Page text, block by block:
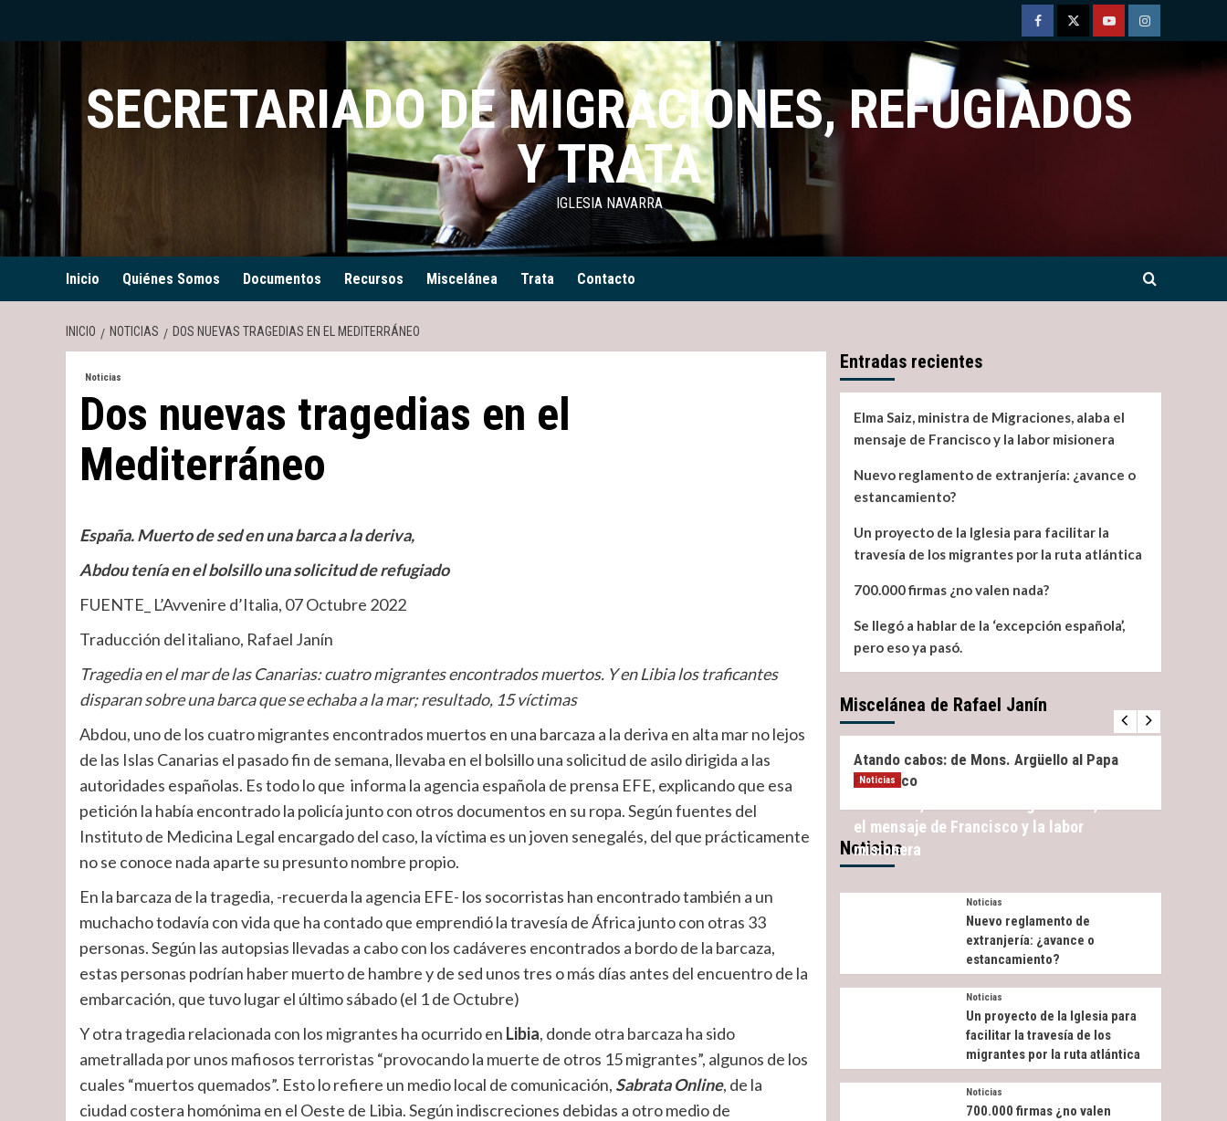
FacebookTwitterYoutubeInstagram
SECRETARIADO DE MIGRACIONES, REFUGIADOS
Y TRATA
IGLESIA NAVARRA
Inicio Quiénes Somos Documentos Recursos Miscelánea Trata Contacto
INICIO NOTICIAS DOS NUEVAS TRAGEDIAS EN EL MEDITERRÁNEO
Noticias
Dos nuevas tragedias en el
Mediterráneo
España. Muerto de sed en una barca a la deriva,
Abdou tenía en el bolsillo una solicitud de refugiado
FUENTE_ L’Avvenire d’Italia, 07 Octubre 2022
Traducción del italiano, Rafael Janín
Tragedia en el mar de las Canarias: cuatro migrantes encontrados muertos. Y en Libia los traficantes
disparan sobre una barca que se echaba a la mar; resultado, 15 víctimas
Abdou, uno de los cuatro migrantes encontrados muertos en una barcaza a la deriva en alta mar no lejos
de las Islas Canarias el pasado fin de semana, llevaba en el bolsillo una solicitud de asilo dirigida a las
autoridades españolas. Es todo lo que informa la agencia española de prensa EFE, explicando que esa
petición la había encontrado la policía junto con otros documentos en su ropa. Según fuentes del
Instituto de Medicina Legal encargado del caso, la víctima es un joven senegalés, del que prácticamente
no se conoce nada aparte su presunto nombre propio.
En la barcaza de la tragedia, -recuerda la agencia EFE- los socorristas han encontrado también a un
muchacho todavía con vida que ha contado que emprendió la travesía de África junto con otras 33
personas. Según las autopsias llevadas a cabo con los cadáveres encontrados a bordo de la barcaza,
estas personas podrían haber muerto de hambre y de sed unos tres o más días antes del encuentro de la
embarcación, que tuvo lugar el último sábado (el 1 de Octubre)
Y otra tragedia relacionada con los migrantes ha ocurrido en Libia, donde otra barcaza ha sido
ametrallada por unos mafiosos terroristas “provocando la muerte de otros 15 migrantes”, algunos de los
cuales “muertos quemados”. Esto lo refiere un medio local de comunicación, Sabrata Online, de la
ciudad costera homónima en el Oeste de Libia. Según indiscreciones debidas a otro medio de
Entradas recientes
Elma Saiz, ministra de Migraciones, alaba el
mensaje de Francisco y la labor misionera
Nuevo reglamento de extranjería: ¿avance o
estancamiento?
Un proyecto de la Iglesia para facilitar la
travesía de los migrantes por la ruta atlántica
700.000 firmas ¿no valen nada?
Se llegó a hablar de la ‘excepción española’,
pero eso ya pasó.
Miscelánea de Rafael Janín
La profesora de italiano que habla de Dios a
sus alumnos musulmanes
Miscelánea Noticias
Atando cabos: de Mons. Argüello al Papa
Francisco
Noticias
Noticias
el mensaje de Francisco y la labor
misionera
Noticias
Nuevo reglamento de
extranjería: ¿avance o
estancamiento?
Noticias
Un proyecto de la Iglesia para
facilitar la travesía de los
migrantes por la ruta atlántica
Noticias
700.000 firmas ¿no valen